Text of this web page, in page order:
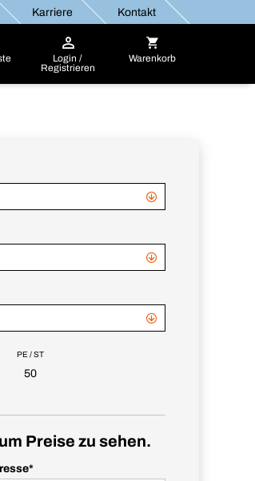
Karriere Kontakt
Login /
Registrieren
Warenkorb
PE / ST
50
Preise zu sehen.
*